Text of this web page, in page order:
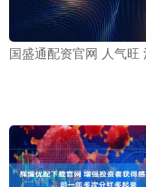
国盛通配资官网 人气旺